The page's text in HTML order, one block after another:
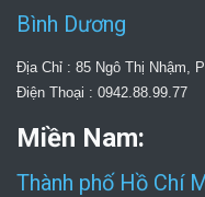
Bình Dương
Địa Chỉ : 85 Ngô Thị Nhậm,
Điện Thoại : 0942.88.99.77
Miền Nam:
Thành phố Hồ Chí